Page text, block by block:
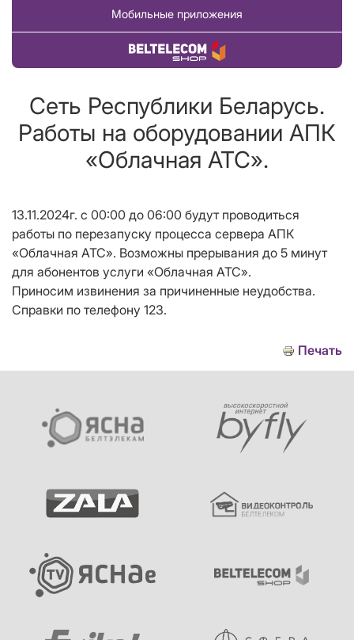
Мобильные приложения
Купить товар
Сеть Республики Беларусь.
Работы на оборудовании АПК
«Облачная АТС».
13.11.2024г. с 00:00 до 06:00 будут проводиться
работы по перезапуску процесса сервера АПК
«Облачная АТС». Возможны прерывания до 5 минут
для абонентов услуги «Облачная АТС».
Приносим извинения за причиненные неудобства.
Справки по телефону 123.
Печать